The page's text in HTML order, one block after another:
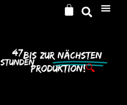
47
Stunden
Bis ZurNächsten
Produktion!🔍